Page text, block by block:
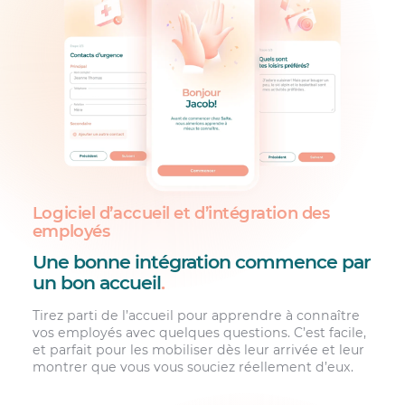
Logiciel d’accueil et d’intégration des
employés
Une bonne intégration commence par
un bon accueil.
Tirez parti de l’accueil pour apprendre à connaître
vos employés avec quelques questions. C’est facile,
et parfait pour les mobiliser dès leur arrivée et leur
montrer que vous vous souciez réellement d’eux.